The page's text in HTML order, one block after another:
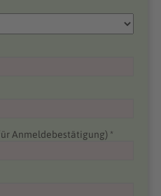
Anmeldebestätigung) *